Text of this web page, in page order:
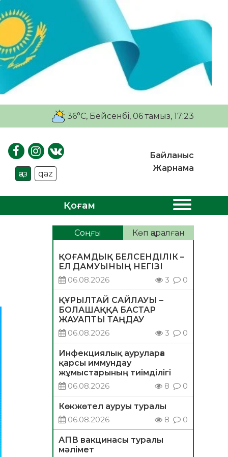
36°C, Бейсенбі, 06 тамыз, 17:23
қаз qaz
Байланыс
Жарнама
Қоғам
Соңғы Көп қаралған
ҚОҒАМДЫҚ БЕЛСЕНДІЛІК –
ЕЛ ДАМУЫНЫҢ НЕГІЗІ
06.08.2026
3 0
ҚҰРЫЛТАЙ САЙЛАУЫ –
БОЛАШАҚҚА БАСТАР
ЖАУАПТЫ ТАҢДАУ
06.08.2026
3 0
Инфекциялық ауруларға
қарсы иммундау
жұмыстарының тиімділігі
06.08.2026
8 0
Көкжөтел ауруы туралы
06.08.2026
8 0
АПВ вакцинасы туралы
мәлімет